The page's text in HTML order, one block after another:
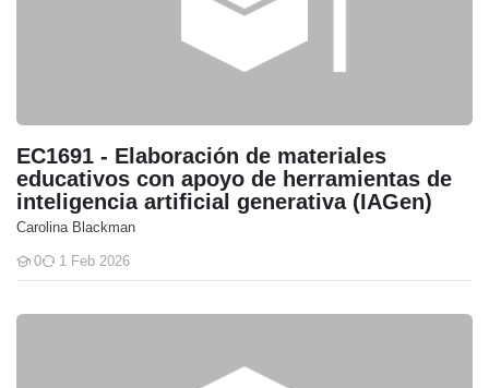
EC1691 - Elaboración de materiales
educativos con apoyo de herramientas de
inteligencia artificial generativa (IAGen)
Carolina Blackman
0
Students
1 Feb 2026